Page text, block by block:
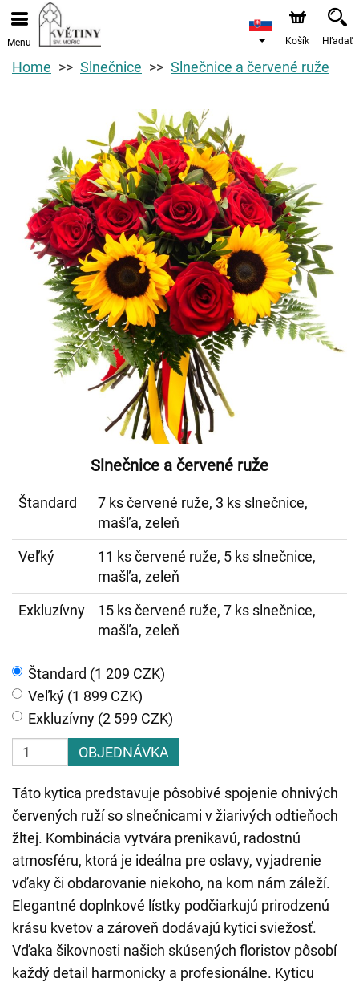
Menu Košík Hľadať
Home Slnečnice Slnečnice a červené ruže
Slnečnice a červené ruže
Štandard
7 ks červené ruže, 3 ks slnečnice,
mašľa, zeleň
Veľký
11 ks červené ruže, 5 ks slnečnice,
mašľa, zeleň
Exkluzívny
15 ks červené ruže, 7 ks slnečnice,
mašľa, zeleň
Štandard (1 209 CZK)
Veľký (1 899 CZK)
Exkluzívny (2 599 CZK)
OBJEDNÁVKA
Táto kytica predstavuje pôsobivé spojenie ohnivých
červených ruží so slnečnicami v žiarivých odtieňoch
žltej. Kombinácia vytvára prenikavú, radostnú
atmosféru, ktorá je ideálna pre oslavy, vyjadrenie
vďaky či obdarovanie niekoho, na kom nám záleží.
Elegantné doplnkové lístky podčiarkujú prirodzenú
krásu kvetov a zároveň dodávajú kytici sviežosť.
Vďaka šikovnosti našich skúsených floristov pôsobí
každý detail harmonicky a profesionálne. Kyticu